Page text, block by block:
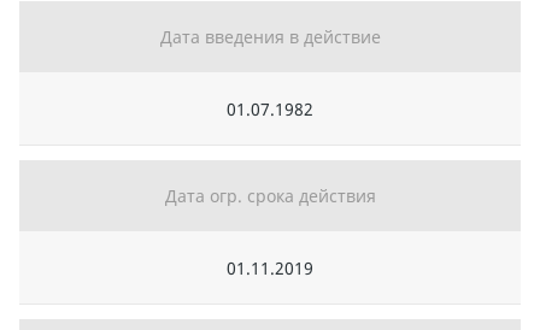
Дата введения в действие
01.07.1982
Дата огр. срока действия
01.11.2019